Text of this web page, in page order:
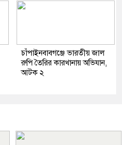
চাঁপাইনবাবগঞ্জে ভারতীয় জাল
রুপি তৈরির কারখানায় অভিযান,
আটক ২